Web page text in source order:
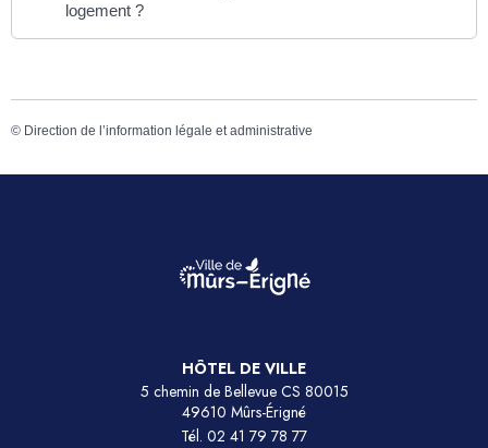
logement ?
© Direction de l’information légale et administrative
HÔTEL DE VILLE
5 chemin de Bellevue CS 80015
49610 Mûrs-Érigné
Tél. 02 41 79 78 77